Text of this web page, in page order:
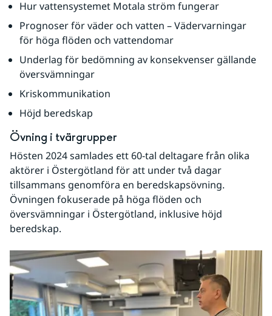
Hur vattensystemet Motala ström fungerar
Prognoser för väder och vatten – Vädervarningar
för höga flöden och vattendomar
Underlag för bedömning av konsekvenser gällande
översvämningar
Kriskommunikation
Höjd beredskap
Övning i tvärgrupper
Hösten 2024 samlades ett 60-tal deltagare från olika
aktörer i Östergötland för att under två dagar
tillsammans genomföra en beredskapsövning.
Övningen fokuserade på höga flöden och
översvämningar i Östergötland, inklusive höjd
beredskap.